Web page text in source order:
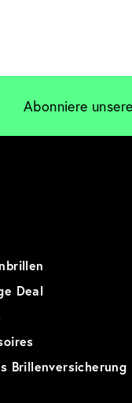
Abonniere
Deal
Brillenversicherung